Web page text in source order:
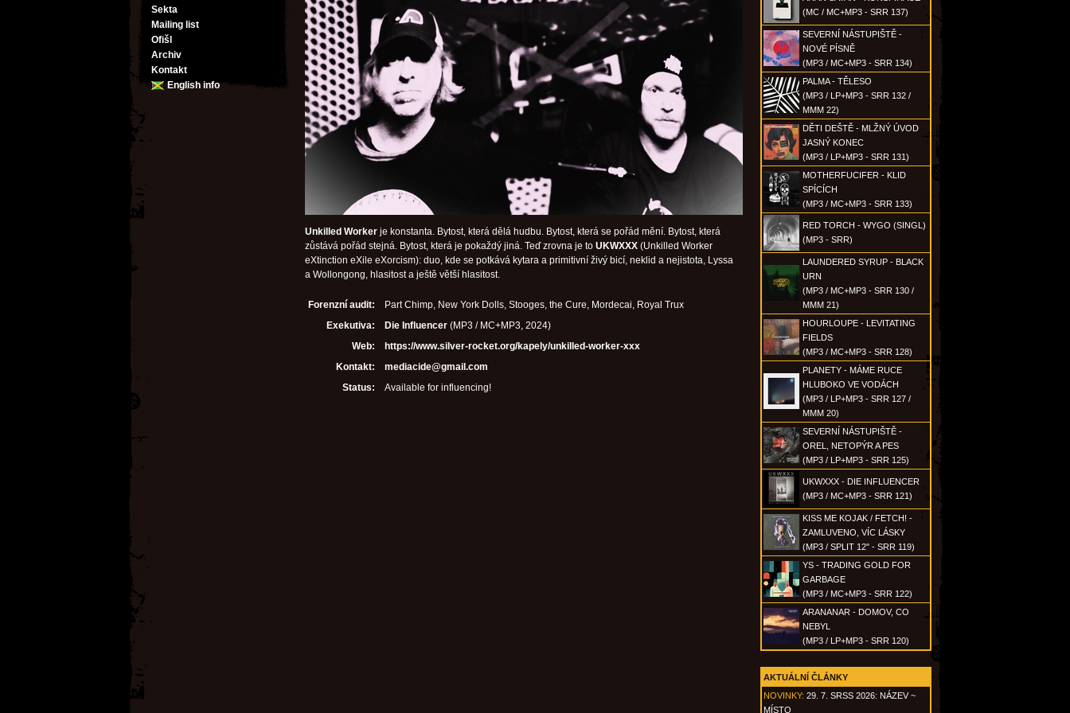
Sekta
Mailing list
Ofišl
Archiv
Kontakt
English info
(MC / MC+MP3 - SRR 137)
SEVERNÍ NÁSTUPIŠTĚ -
NOVÉ PÍSNĚ
(MP3 / MC+MP3 - SRR 134)
PALMA - TĚLESO
(MP3 / LP+MP3 - SRR 132 /
MMM 22)
DĚTI DEŠTĚ - MLŽNÝ ÚVOD
JASNÝ KONEC
(MP3 / LP+MP3 - SRR 131)
MOTHERFUCIFER - KLID
SPÍCÍCH
(MP3 / MC+MP3 - SRR 133)
RED TORCH - WYGO (SINGL)
(MP3 - SRR)
LAUNDERED SYRUP - BLACK
URN
(MP3 / MC+MP3 - SRR 130 /
MMM 21)
HOURLOUPE - LEVITATING
FIELDS
(MP3 / MC+MP3 - SRR 128)
PLANETY - MÁME RUCE
HLUBOKO VE VODÁCH
(MP3 / LP+MP3 - SRR 127 /
MMM 20)
SEVERNÍ NÁSTUPIŠTĚ -
OREL, NETOPÝR A PES
(MP3 / LP+MP3 - SRR 125)
UKWXXX - DIE INFLUENCER
(MP3 / MC+MP3 - SRR 121)
KISS ME KOJAK / FETCH! -
ZAMLUVENO, VÍC LÁSKY
(MP3 / SPLIT 12" - SRR 119)
YS - TRADING GOLD FOR
GARBAGE
(MP3 / MC+MP3 - SRR 122)
ARANANAR - DOMOV, CO
NEBYL
(MP3 / LP+MP3 - SRR 120)
AKTUÁLNÍ ČLÁNKY
NOVINKY: 29. 7. SRSS 2026: NÁZEV ~
MÍSTO
Unkilled Worker je konstanta. Bytost, která dělá hudbu. Bytost, která se pořád mění. Bytost, která
zůstává pořád stejná. Bytost, která je pokaždý jiná. Teď zrovna je to UKWXXX (Unkilled Worker
eXtinction eXile eXorcism): duo, kde se potkává kytara a primitivní živý bicí, neklid a nejistota, Lyssa
a Wollongong, hlasitost a ještě větší hlasitost.
Forenzní audit:
Part Chimp, New York Dolls, Stooges, the Cure, Mordecai, Royal Trux
Exekutiva:
Die Influencer (MP3 / MC+MP3, 2024)
Web:
https://www.silver-rocket.org/kapely/unkilled-worker-xxx
Kontakt:
mediacide@gmail.com
Status:
Available for influencing!